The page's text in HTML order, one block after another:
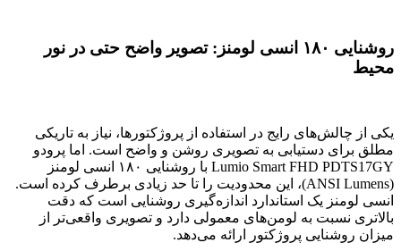
روشنایی ۱۸۰ انسی لومنز: تصویر واضح حتی در نور
محیط
یکی از چالش‌های رایج در استفاده از پروژکتورها، نیاز به تاریکی
مطلق برای دستیابی به تصویری روشن و واضح است. اما پرودو
Lumio Smart FHD PDTS17GY با روشنایی ۱۸۰ انسی لومنز
(ANSI Lumens)، این محدودیت را تا حد زیادی برطرف کرده است.
انسی لومنز یک استاندارد اندازه‌گیری روشنایی است که دقت
بالاتری نسبت به لومن‌های معمولی دارد و تصویری واقعی‌تر از
میزان روشنایی پروژکتور ارائه می‌دهد.